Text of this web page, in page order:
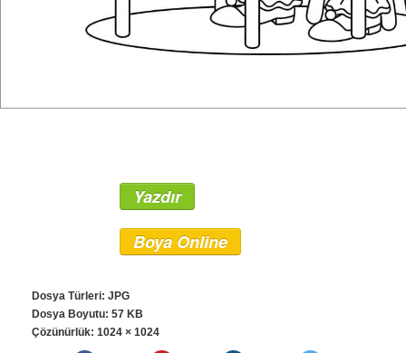
Yazdır
Boya Online
Dosya Türleri: JPG
Dosya Boyutu: 57 KB
Çözünürlük: 1024 × 1024